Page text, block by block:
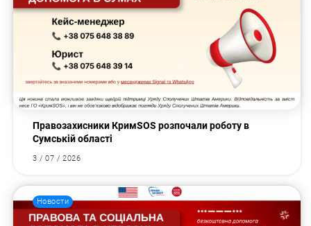
Правозахисники КримSOS розпочали роботу в
Сумській області
3 / 07 / 2026
Новости